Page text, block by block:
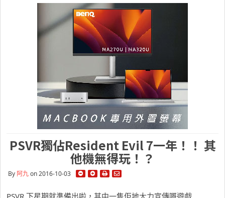
PSVR獨佔Resident Evil 7一年！！ 其
他機無得玩！？
By 阿九on 2016-10-03
PSVR 下星期就準備出啦，其中一隻佢地大力宣傳嘅遊戲